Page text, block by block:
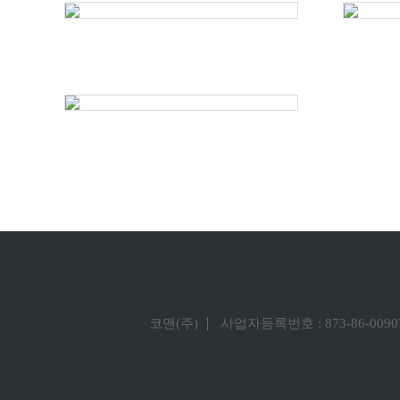
코맨(주) 사업자등록번호 : 873-86-